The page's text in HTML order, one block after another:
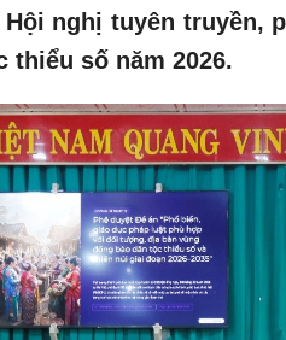
nghị tuyên truyền,
thiểu số năm 2026.